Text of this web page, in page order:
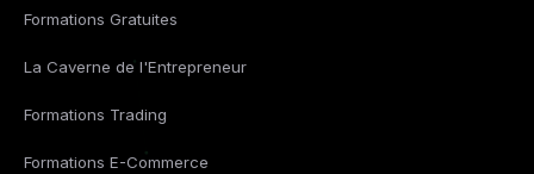
Formations Gratuites
La Caverne de l'Entrepreneur
Formations Trading
Formations E-Commerce